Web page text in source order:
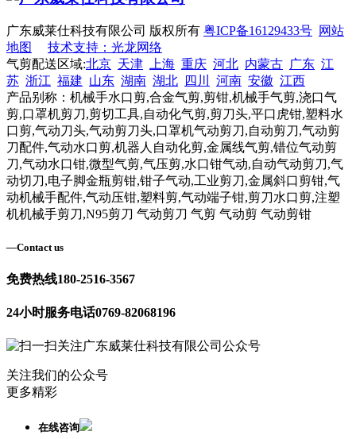
广东威莱仕科技有限公司 版权所有 粤ICP备16129433号 网站
地图
技术支持：光龙网络
气剪配送区域:北京 天津 上海 重庆 河北 内蒙古 广东 江
苏 浙江 福建 山东 湖南 湖北 四川 河南 安徽 江西
产品别称：机械手水口剪,合金气剪,剪钳,机械手气剪,浇口气
剪,口罩机剪刀,剪切工具,自动化气剪,剪刀头,平口虎钳,塑料水
口剪,气动刀头,气动剪刀头,口罩机气动剪刀,自动剪刀,气动剪
刀配件,气动水口剪,机器人自动化剪,金属线气剪,错位气动剪
刀,气动水口钳,微型气剪,气压剪,水口钳气动,自动气动剪刀,气
动切刀,电子脚金瓶剪钳,钳子气动,工业剪刀,金属斜口剪钳,气
动机械手配件,气动压钳,塑料剪,气动端子钳,剪刀水口剪,注塑
机机械手剪刀,N95剪刀 气动剪刀 气剪 气动剪 气动剪钳
—Contact us
免费热线180-2516-3567
24小时服务电话0769-82068196
关注我们的公众号
更多精彩
在线咨询